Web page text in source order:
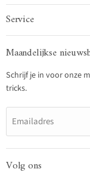
Service
Maandelijkse
Schrijf je in voor onze
tricks.
Emailadres
Volg ons